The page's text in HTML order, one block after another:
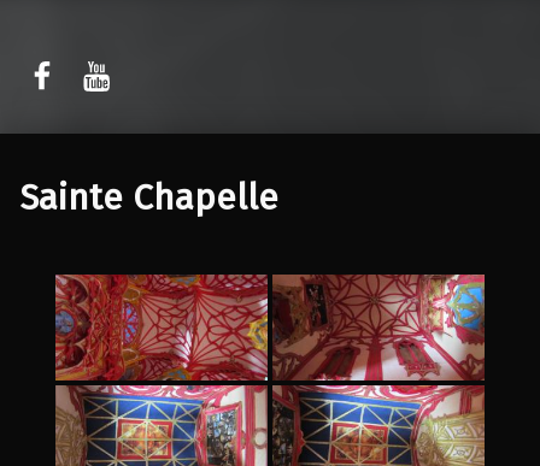
W Rytmie Światła – miasto wyobrażone
Sainte Chapelle